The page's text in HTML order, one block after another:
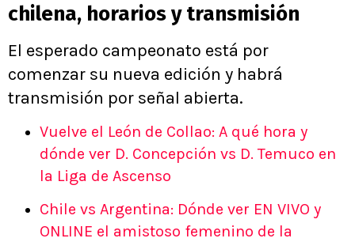
chilena, horarios y transmisión
El esperado campeonato está por
comenzar su nueva edición y habrá
transmisión por señal abierta.
Vuelve el León de Collao: A qué hora y
dónde ver D. Concepción vs D. Temuco en
la Liga de Ascenso
Chile vs Argentina: Dónde ver EN VIVO y
ONLINE el amistoso femenino de la